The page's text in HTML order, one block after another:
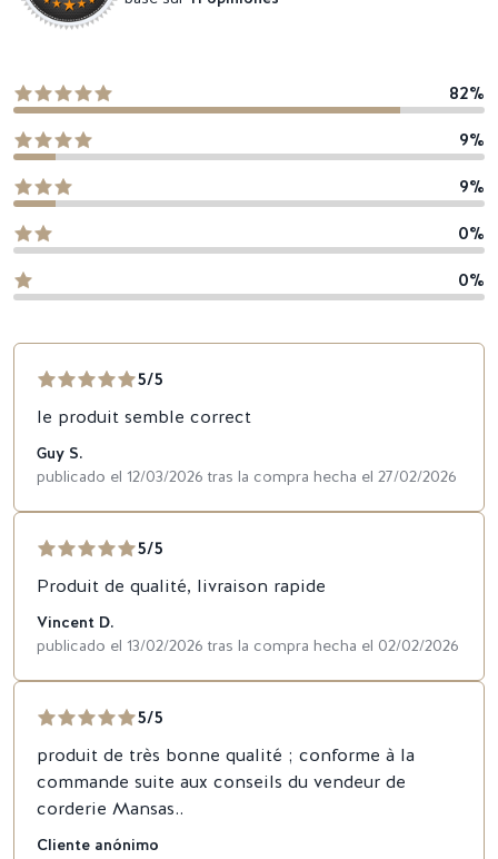
82%
9%
9%
0%
0%
5/5
le produit semble correct
Guy S.
publicado el 12/03/2026 tras la compra hecha el 27/02/2026
5/5
Produit de qualité, livraison rapide
Vincent D.
publicado el 13/02/2026 tras la compra hecha el 02/02/2026
5/5
produit de très bonne qualité ; conforme à la
commande suite aux conseils du vendeur de
corderie Mansas..
Cliente anónimo